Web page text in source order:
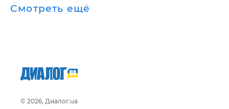
Смотреть ещё
© 2026, Диалог.ua